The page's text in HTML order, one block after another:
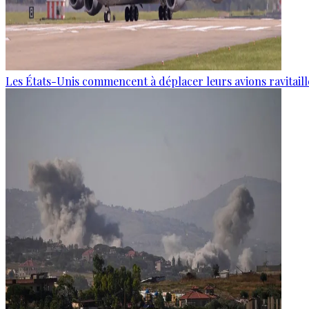
Les États-Unis commencent à déplacer leurs avions